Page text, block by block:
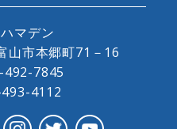
マデン
山市本郷町71－16
492-7845
4112